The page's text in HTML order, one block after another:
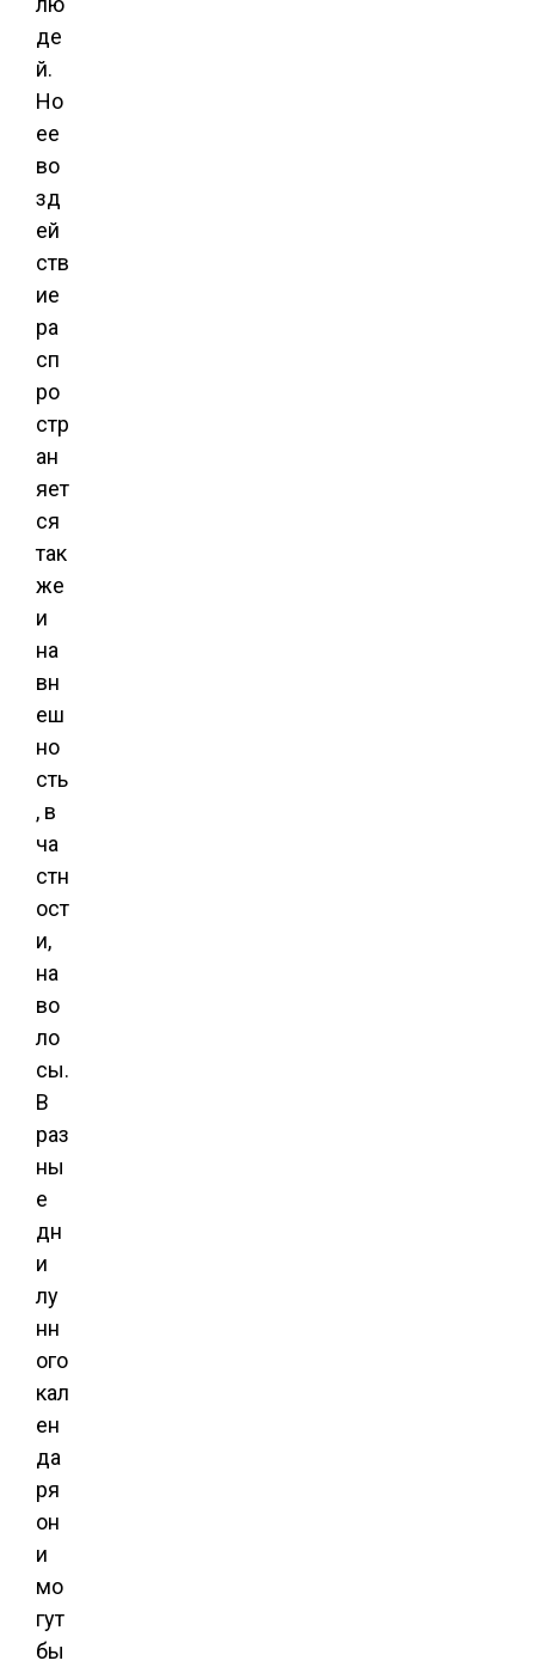
де
й.
Но
ее
во
зд
ей
ств
ие
ра
сп
ро
стр
ан
яет
ся
так
же
и
на
вн
еш
но
сть
, в
ча
стн
ост
и,
на
во
ло
сы.
В
раз
ны
е
дн
и
лу
нн
ого
кал
ен
да
ря
он
и
мо
гут
бы